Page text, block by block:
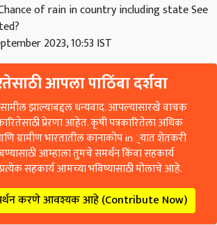
of rain in country including state See
2023, 10:53 IST
आपला पाठिंबा दर्शवा
झाल्याबद्दल धन्यवाद. आपल्यासारखे वाचक
प्रेरणा आहेत. कृषी पत्रकारितेला अधिक
ग्रामीण भारतातील कानाकोप in्यात शेतकरी
आम्हाला तुमचे समर्थन किंवा सहकार्य
सहकार्य आमच्या भविष्यासाठी मोलाचे आहे.
करणे आवश्यक आहे (Contribute Now)